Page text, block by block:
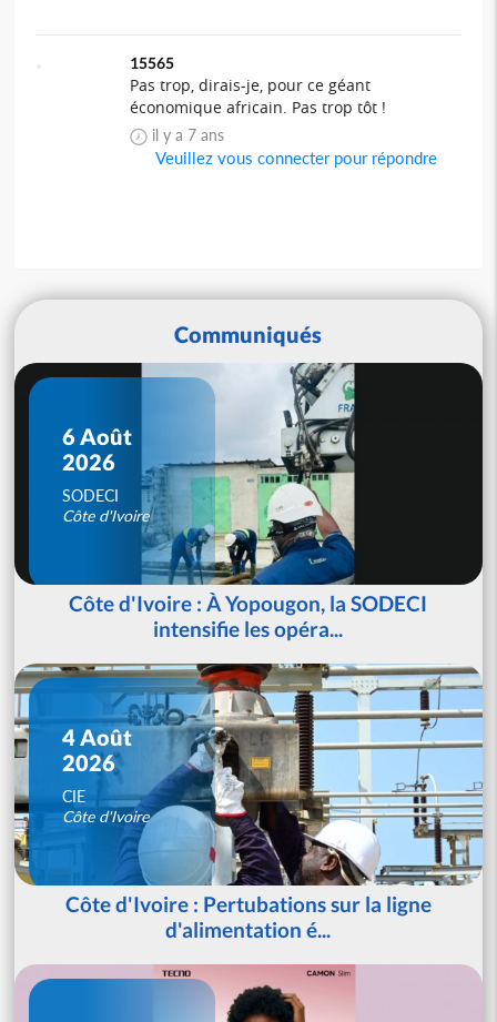
15565
Pas trop, dirais-je, pour ce géant
économique africain. Pas trop tôt !
il y a 7 ans
Veuillez vous connecter pour répondre
Communiqués
6 Août
2026
SODECI
Côte d'Ivoire
Côte d'Ivoire : À Yopougon, la SODECI
intensifie les opéra...
4 Août
2026
CIE
Côte d'Ivoire
Côte d'Ivoire : Pertubations sur la ligne
d'alimentation é...